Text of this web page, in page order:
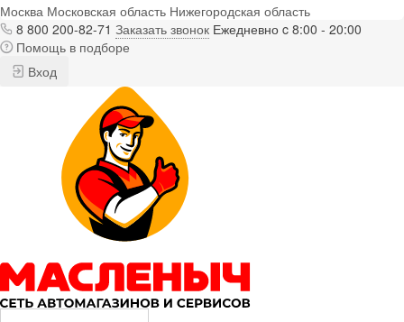
Москва Московская область Нижегородская область
8 800 200-82-71 Заказать звонок Ежедневно c 8:00 - 20:00
Помощь в подборе
Вход